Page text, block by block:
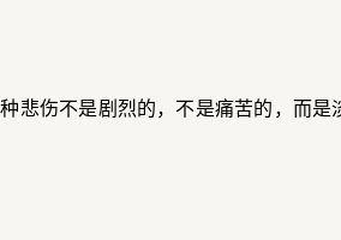
悲伤不是剧烈的，不是痛苦的，而